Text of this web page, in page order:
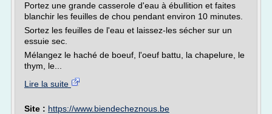
Portez une grande casserole d'eau à ébullition et faites
blanchir les feuilles de chou pendant environ 10 minutes.
Sortez les feuilles de l'eau et laissez-les sécher sur un
essuie sec.
Mélangez le haché de boeuf, l'oeuf battu, la chapelure, le
thym, le...
Lire la suite
Site : https://www.biendecheznous.be